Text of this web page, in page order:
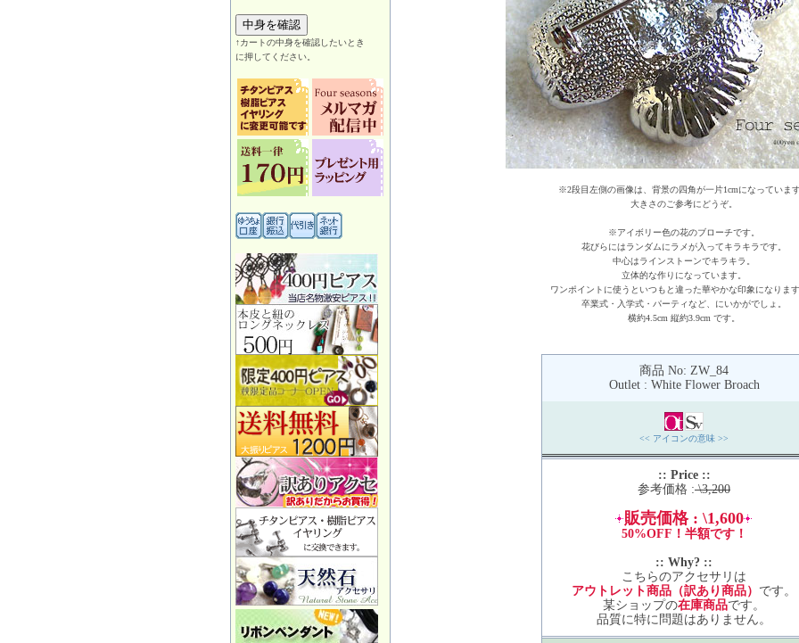
↑カートの中身を確認したいとき
に押してください。
※2段目左側の画像は、背景の四角が一片1cmになっていま
大きさのご参考にどうぞ。
※アイボリー色の花のブローチです。
花びらにはランダムにラメが入ってキラキラです。
中心はラインストーンでキラキラ。
立体的な作りになっています。
ワンポイントに使うといつもと違った華やかな印象になりま
卒業式・入学式・パーティなど、にいかがでしょ。
横約4.5cm 縦約3.9cm です。
商品 No: ZW_84
Outlet : White Flower Broach
<< アイコンの意味 >>
:: Price ::
参考価格 :\3,200
販売価格 : \1,600
50%OFF！半額です！
:: Why? ::
こちらのアクセサリは
アウトレット商品（訳あり商品） です。
某ショップの在庫商品です。
品質に特に問題はありません。